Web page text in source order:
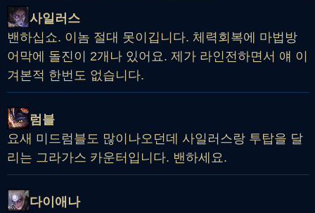
사일러스
밴하십쇼. 이놈 절대 못이깁니다. 체력회복에 마법방
어막에 돌진이 2개나 있어요. 제가 라인전하면서 얘 이
겨본적 한번도 없습니다.
럼블
요새 미드럼블도 많이나오던데 사일러스랑 투탑을 달
리는 그라가스 카운터입니다. 밴하세요.
다이애나